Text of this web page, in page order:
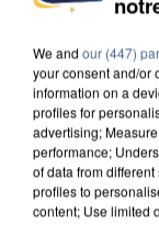
DE
We and our (447)
your consent and/or
information on a
profiles for
advertising;
performance;
of data from
profiles to
content; Use limited